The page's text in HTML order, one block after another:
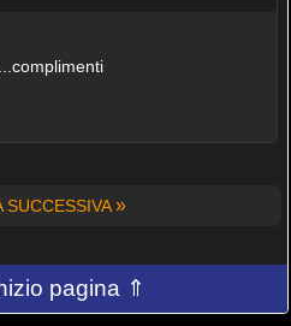
SUCCESSIVA»
pagina ⇑